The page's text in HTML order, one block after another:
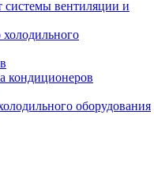
системы вентиляции и
кондиционеров
оборудования